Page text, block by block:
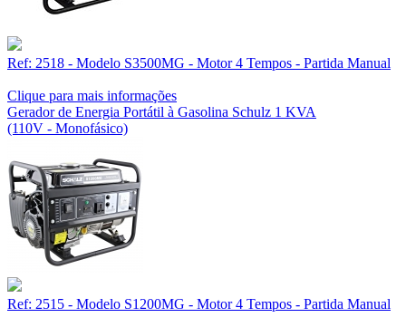
Ref: 2518 - Modelo S3500MG - Motor 4 Tempos - Partida Manual
Clique para mais informações
Gerador de Energia Portátil à Gasolina Schulz 1 KVA
(110V - Monofásico)
Ref: 2515 - Modelo S1200MG - Motor 4 Tempos - Partida Manual